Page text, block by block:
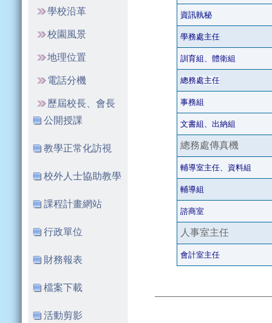
學校沿革
校園風景
地理位置
電話分機
歷屆校長、會長
公開授課
教學正常化訪視
校外人士協助教學
課程計畫網站
行政單位
財務報表
檔案下載
活動剪影
資訊執秘
學務處主任
訓育組、體衛組
總務處主任
事務組
文書組、出納組
總務處傳真機
輔導室主任、資料組
輔導組
諮商室
人事室主任
會計室主任